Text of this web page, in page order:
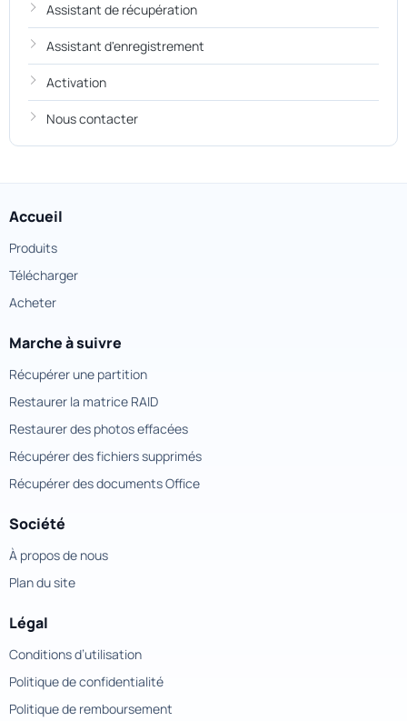
Assistant de récupération
Assistant d'enregistrement
Activation
Nous contacter
Accueil
Produits
Télécharger
Acheter
Marche à suivre
Récupérer une partition
Restaurer la matrice RAID
Restaurer des photos effacées
Récupérer des fichiers supprimés
Récupérer des documents Office
Société
À propos de nous
Plan du site
Légal
Conditions d’utilisation
Politique de confidentialité
Politique de remboursement